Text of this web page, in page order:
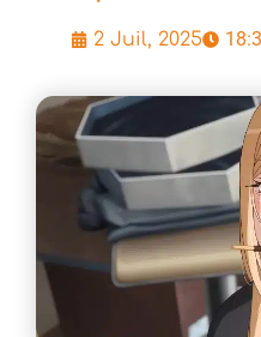
2 Juil, 2025